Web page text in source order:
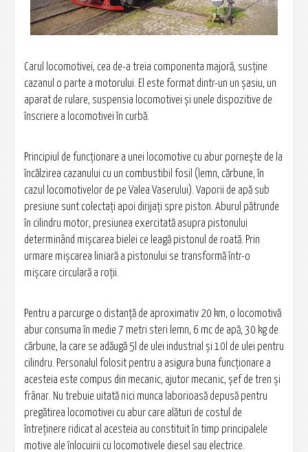
Carul locomotivei, cea de-a treia componenta majoră, susţine
cazanul o parte a motorului. El este format dintr-un un șasiu, un
aparat de rulare, suspensia locomotivei şi unele dispozitive de
înscriere a locomotivei în curbă.
Principiul de funcţionare a unei locomotive cu abur porneşte de la
încălzirea cazanului cu un combustibil fosil (lemn, cărbune, în
cazul locomotivelor de pe Valea Vaserului). Vaporii de apă sub
presiune sunt colectaţi apoi dirijaţi spre piston. Aburul pătrunde
în cilindru motor, presiunea exercitată asupra pistonului
determinând mișcarea bielei ce leagă pistonul de roată. Prin
urmare mișcarea liniară a pistonului se transformă într-o
mişcare circulară a roţii.
Pentru a parcurge o distanţă de aproximativ 20 km, o locomotivă
abur consuma în medie 7 metri steri lemn, 6 mc de apă, 30 kg de
cărbune, la care se adăugă 5l de ulei industrial şi 10l de ulei pentru
cilindru. Personalul folosit pentru a asigura buna funcţionare a
acesteia este compus din mecanic, ajutor mecanic, şef de tren şi
frânar. Nu trebuie uitată nici munca laborioasă depusă pentru
pregătirea locomotivei cu abur care alături de costul de
întreţinere ridicat al acesteia au constituit în timp principalele
motive ale înlocuirii cu locomotivele diesel sau electrice.